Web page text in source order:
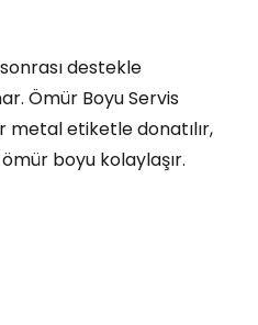
destekle
Ömür Boyu Servis
metal etiketle donatılır,
boyu kolaylaşır.